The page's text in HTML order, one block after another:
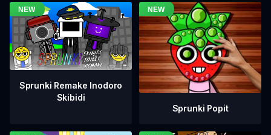
Sprunki Remake Inodoro
Skibidi
Sprunki Popit